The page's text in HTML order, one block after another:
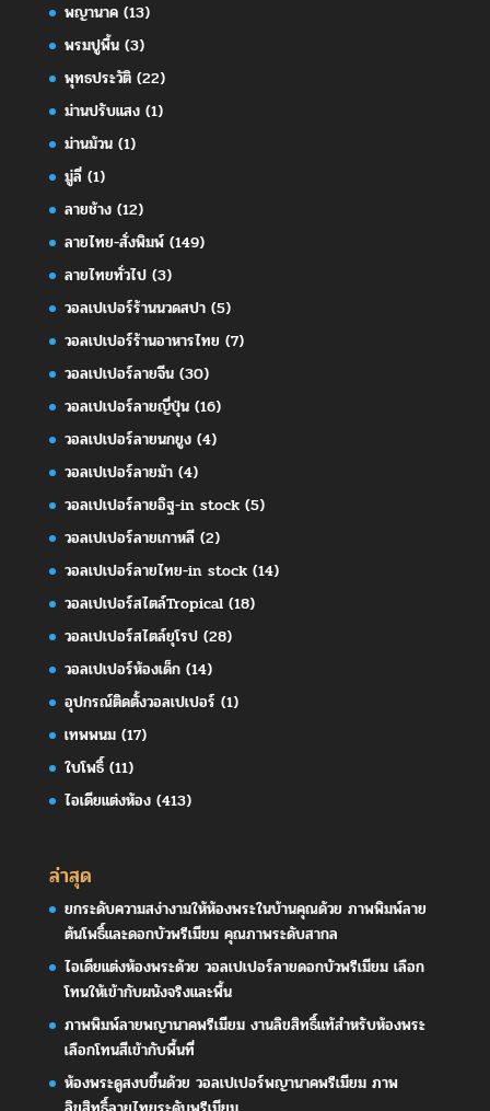
พญานาค(13)
พรมปูพื้น(3)
พุทธประวัติ(22)
ม่านปรับแสง(1)
ม่านม้วน(1)
มู่ลี่(1)
ลายช้าง(12)
ลายไทย-สั่งพิมพ์(149)
ลายไทยทั่วไป(3)
วอลเปเปอร์ร้านนวดสปา(5)
วอลเปเปอร์ร้านอาหารไทย (7)
วอลเปเปอร์ลายจีน(30)
วอลเปเปอร์ลายญี่ปุ่น(16)
วอลเปเปอร์ลายนกยูง(4)
วอลเปเปอร์ลายม้า(4)
วอลเปเปอร์ลายอิฐ-in stock(5)
วอลเปเปอร์ลายเกาหลี(2)
วอลเปเปอร์ลายไทย-in stock(14)
วอลเปเปอร์สไตล์Tropical(18)
วอลเปเปอร์สไตล์ยุโรป(28)
วอลเปเปอร์ห้องเด็ก(14)
อุปกรณ์ติดตั้งวอลเปเปอร์ (1)
เทพพนม(17)
ใบโพธิ์(11)
ไอเดียแต่งห้อง(413)
ล่าสุด
ยกระดับความสง่างามให้ห้องพระในบ้านคุณด้วย ภาพพิมพ์ลาย
ต้นโพธิ์และดอกบัวพรีเมียม คุณภาพระดับสากล
ไอเดียแต่งห้องพระด้วย วอลเปเปอร์ลายดอกบัวพรีเมียม เลือก
โทนให้เข้ากับผนังจริงและพื้น
ภาพพิมพ์ลายพญานาคพรีเมียม งานลิขสิทธิ์แท้สำหรับห้องพระ
เลือกโทนสีเข้ากับพื้นที่
ห้องพระดูสงบขึ้นด้วย วอลเปเปอร์พญานาคพรีเมียม ภาพ